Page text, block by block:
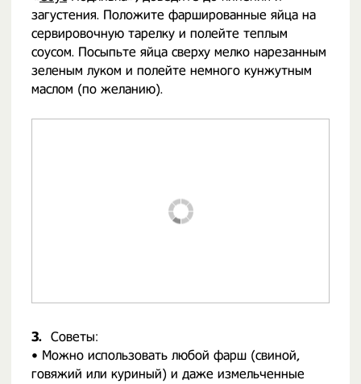
загустения. Положите фаршированные яйца на
сервировочную тарелку и полейте теплым
соусом. Посыпьте яйца сверху мелко нарезанным
зеленым луком и полейте немного кунжутным
маслом (по желанию).
3. Советы:
• Можно использовать любой фарш (свиной,
говяжий или куриный) и даже измельченные